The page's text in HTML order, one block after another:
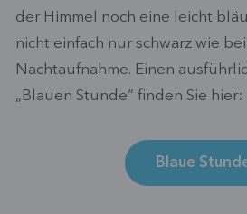
der Himmel noch eine leicht
nicht einfach nur schwarz wie
Nachtaufnahme. Einen
„Blauen Stunde“ finden Sie hier:
Blaue